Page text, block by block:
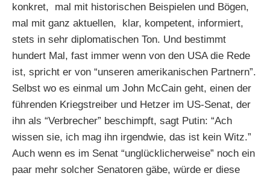
konkret, mal mit historischen Beispielen und Bögen,
mal mit ganz aktuellen, klar, kompetent, informiert,
stets in sehr diplomatischen Ton. Und bestimmt
hundert Mal, fast immer wenn von den USA die Rede
ist, spricht er von “unseren amerikanischen Partnern”.
Selbst wo es einmal um John McCain geht, einen der
führenden Kriegstreiber und Hetzer im US-Senat, der
ihn als “Verbrecher” beschimpft, sagt Putin: “Ach
wissen sie, ich mag ihn irgendwie, das ist kein Witz.”
Auch wenn es im Senat “unglücklicherweise” noch ein
paar mehr solcher Senatoren gäbe, würde er diese